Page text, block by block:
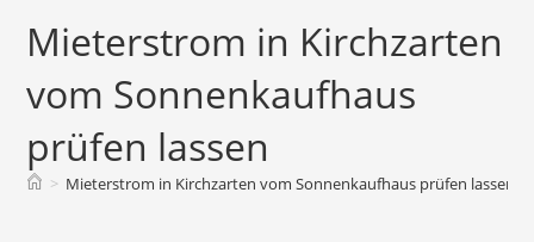
Mieterstrom in Kirchzarten
vom Sonnenkaufhaus
prüfen lassen
> Mieterstrom in Kirchzarten vom Sonnenkaufhaus prüfen lassen